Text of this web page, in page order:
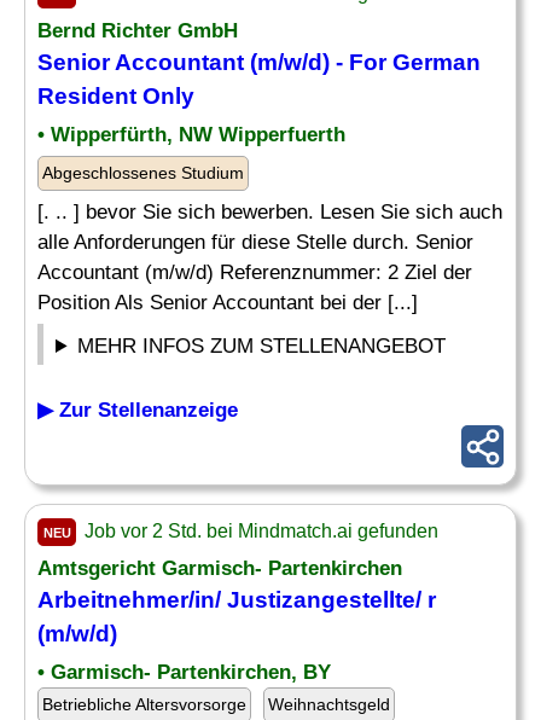
Bernd Richter GmbH
Senior Accountant (m/w/d) - For German
Resident Only
• Wipperfürth, NW Wipperfuerth
Abgeschlossenes Studium
[. .. ] bevor Sie sich bewerben. Lesen Sie sich auch
alle Anforderungen für diese Stelle durch. Senior
Accountant (m/w/d) Referenznummer: 2 Ziel der
Position Als Senior Accountant bei der [...]
MEHR INFOS ZUM STELLENANGEBOT
▶ Zur Stellenanzeige
NEU Job vor 2 Std. bei Mindmatch.ai gefunden
Amtsgericht Garmisch- Partenkirchen
Arbeitnehmer/in/ Justizangestellte/ r
(m/w/d)
• Garmisch- Partenkirchen, BY
Betriebliche Altersvorsorge Weihnachtsgeld